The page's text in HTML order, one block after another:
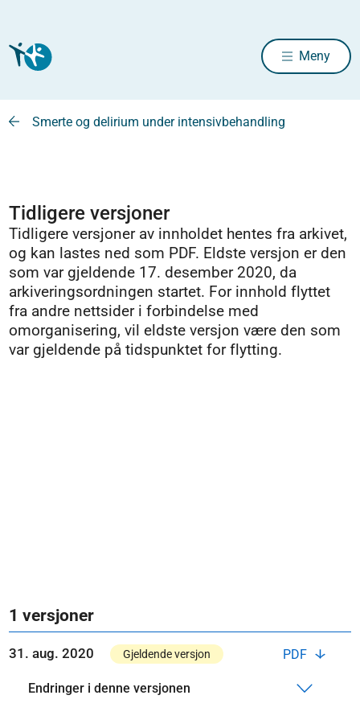
Meny
Smerte og delirium under intensivbehandling
Tidligere versjoner
Tidligere versjoner av innholdet hentes fra arkivet,
og kan lastes ned som PDF. Eldste versjon er den
som var gjeldende 17. desember 2020, da
arkiveringsordningen startet. For innhold flyttet
fra andre nettsider i forbindelse med
omorganisering, vil eldste versjon være den som
var gjeldende på tidspunktet for flytting.
1 versjoner
PDF
31. aug. 2020 Gjeldende versjon
Endringer i denne versjonen